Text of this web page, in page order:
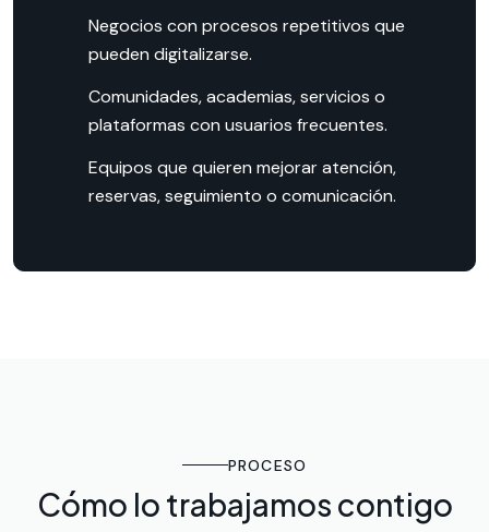
Negocios con procesos repetitivos que
pueden digitalizarse.
Comunidades, academias, servicios o
plataformas con usuarios frecuentes.
Equipos que quieren mejorar atención,
reservas, seguimiento o comunicación.
PROCESO
Cómo lo trabajamos contigo